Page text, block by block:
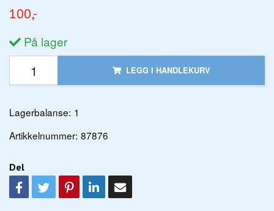
100,-
På lager
LEGG I HANDLEKURV
Lagerbalanse: 1
Artikkelnummer: 87876
Del